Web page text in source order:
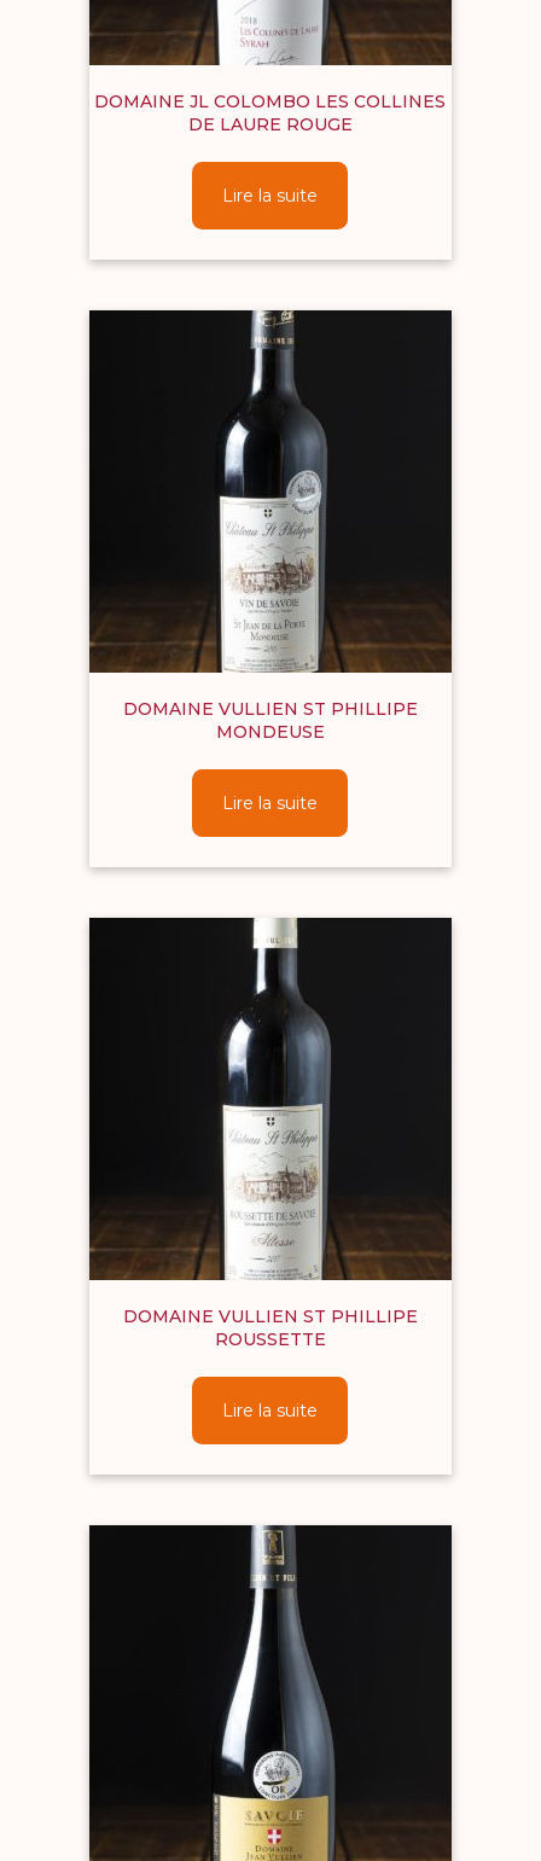
DOMAINE JL COLOMBO LES COLLINES
DE LAURE ROUGE
Lire la suite
DOMAINE VULLIEN ST PHILLIPE
MONDEUSE
Lire la suite
DOMAINE VULLIEN ST PHILLIPE
ROUSSETTE
Lire la suite